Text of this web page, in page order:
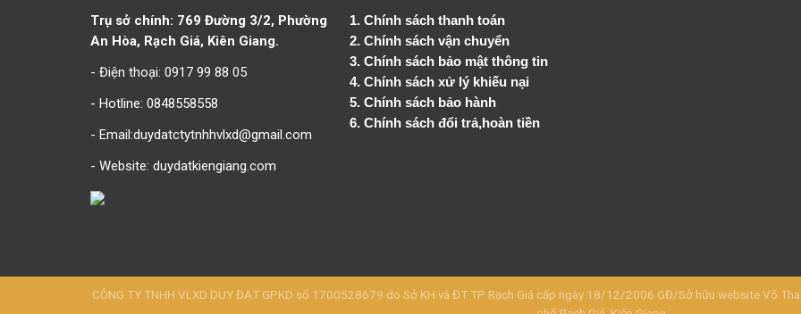
Trụ sở chính: 769 Đường 3/2, Phường
An Hòa, Rạch Giá, Kiên Giang.
- Điện thoại: 0917 99 88 05
- Hotline: 0848558558
- Email:duydatctytnhhvlxd@gmail.com
- Website: duydatkiengiang.com
1.Chính sách thanh toán
2.Chính sách vận chuyển
3. Chính sách bảo mật thông tin
4.Chính sách xử lý khiếu nại
5.Chính sách bảo hành
6.Chính sách đổi trả,hoàn tiền
CÔNG TY TNHH VLXD DUY ĐẠT GPKD số 1700528679 do Sở KH và ĐT TP Rạch Giá cấp ngày 18/12/2006 GĐ/Sở hữu website Võ